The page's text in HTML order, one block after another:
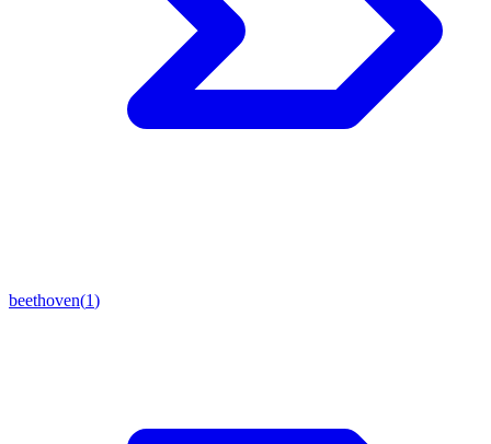
beethoven(1)